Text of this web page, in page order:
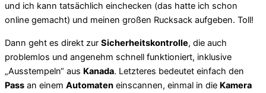
und ich kann tatsächlich einchecken (das hatte ich schon
online gemacht) und meinen großen Rucksack aufgeben. Toll!
Dann geht es direkt zur Sicherheitskontrolle, die auch
problemlos und angenehm schnell funktioniert, inklusive
„Ausstempeln“ aus Kanada. Letzteres bedeutet einfach den
Pass an einem Automaten einscannen, einmal in die Kamera